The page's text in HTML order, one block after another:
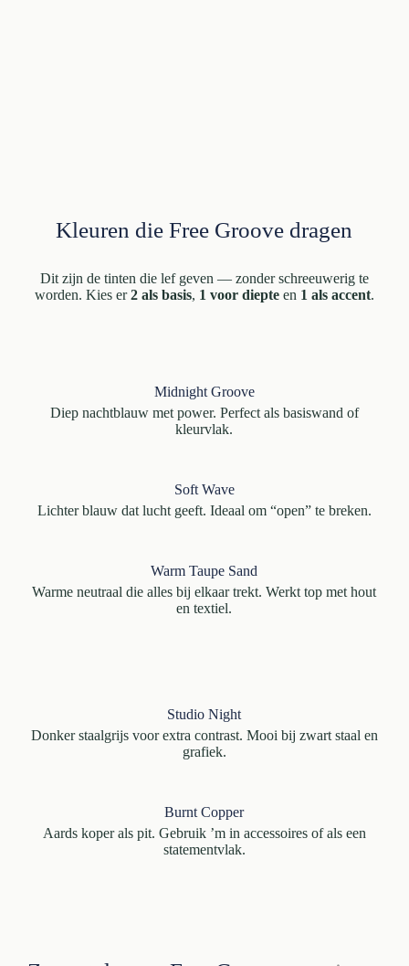
Kleuren die Free Groove dragen
Dit zijn de tinten die lef geven — zonder schreeuwerig te
worden. Kies er2 als basis, 1 voor diepteen 1 als accent.
Midnight Groove
Diep nachtblauw met power. Perfect als basiswand of
kleurvlak.
Soft Wave
Lichter blauw dat lucht geeft. Ideaal om “open” te breken.
Warm Taupe Sand
Warme neutraal die alles bij elkaar trekt. Werkt top met hout
en textiel.
Studio Night
Donker staalgrijs voor extra contrast. Mooi bij zwart staal en
grafiek.
Burnt Copper
Aards koper als pit. Gebruik ’m in accessoires of als een
statementvlak.